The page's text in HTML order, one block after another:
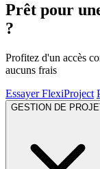
Prêt pour
?
Profitez d'un accès
aucuns frais
Essayer FlexiProject
GESTION DE